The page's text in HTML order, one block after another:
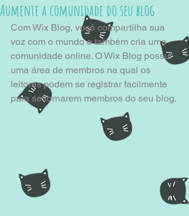
Aumente a comunidade do seu blog
Com Wix Blog, você compartilha sua
voz com o mundo e também cria uma
comunidade online. O Wix Blog possui
uma área de membros na qual os
leitores podem se registrar facilmente
para se tornarem membros do seu blog.